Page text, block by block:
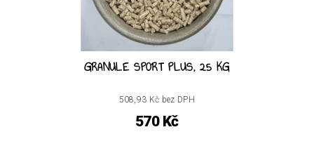
GRANULE SPORT PLUS, 25 KG
508,93 Kč bez DPH
570 Kč